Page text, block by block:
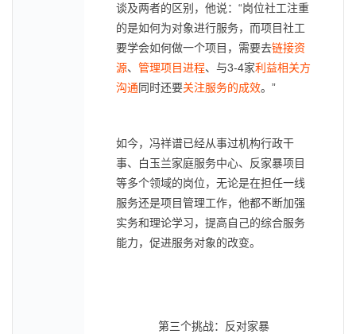
谈及两者的区别，他说：“岗位社工注重
的是如何为对象进行服务，而项目社工
要学会如何做一个项目，需要去链接资
源、 管理项目进程、与3-4家利益相关方
沟通同时还要关注服务的成效。”
如今，冯祥谱已经从事过机构行政干
事、白玉兰家庭服务中心、反家暴项目
等多个领域的岗位，无论是在担任一线
服务还是项目管理工作，他都不断加强
实务和理论学习，提高自己的综合服务
能力，促进服务对象的改变。
第三个挑战：反对家暴